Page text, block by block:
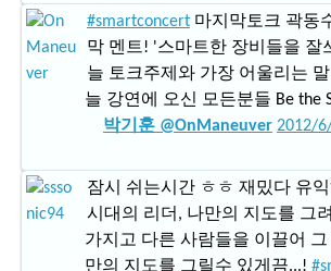
#smartconcert 마지막토크 곽동
막 멘트! '스마트한 장비들을 잘
늘 토크주제와 가장 어울리는
늘 강연에 오신 모든분들 Be the
박기훈 @OnManeuver 2012/
잠시 쉬는시간 ㅎㅎ 재밌다 유
시대의 리더, 나만의 지도를 그
가지고 다른 사람들을 이끌어
만의 지도를 그릴수 있게끔...!